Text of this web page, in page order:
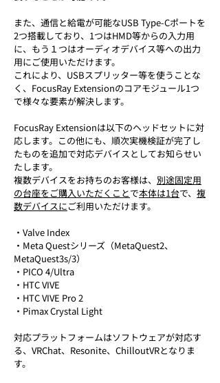
また、通信と給電が可能なUSB Type-Cポートを
2つ搭載しており、1つはHMD等からの入力用
に、もう１つはオーディオデバイス等への出力
用にご使用いただけます。
これにより、USBスプリッター等を使うことな
く、FocusRay Extensionのコアモジュール1つ
で様々な要素が解決します。
FocusRay Extensionは以下のヘッドセットに対
応します。この他にも、順次実機検証が完了し
たものを追加で対応デバイスとしてお知らせい
たします。
複数デバイスをお持ちのお客様は、 別途固定用
の台座をご購入いただくことで本体は1台で、 複
数デバイスにご利用いただけます。
・Valve Index
・Meta Questシリーズ（MetaQuest2、
MetaQuest3s/3）
・PICO 4/Ultra
・HTC VIVE
・HTC VIVE Pro 2
・Pimax Crystal Light
対応プラットフォームはソフトウェアが対応す
る、VRChat、Resonite、ChilloutVRとなりま
す。